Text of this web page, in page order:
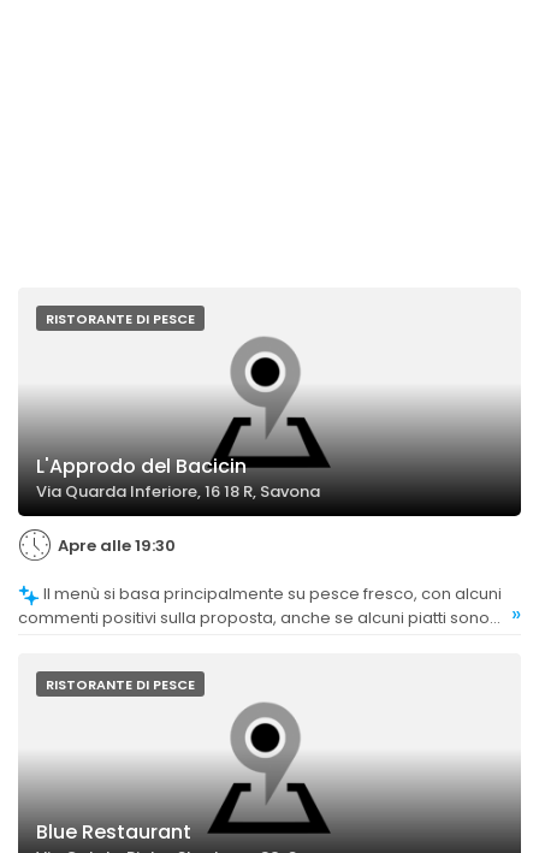
RISTORANTE DI PESCE
L'Approdo del Bacicin
Via Quarda Inferiore, 16 18 R, Savona
Apre alle 19:30
commenti positivi sulla proposta, anche se alcuni piatti sono
»
RISTORANTE DI PESCE
Blue Restaurant